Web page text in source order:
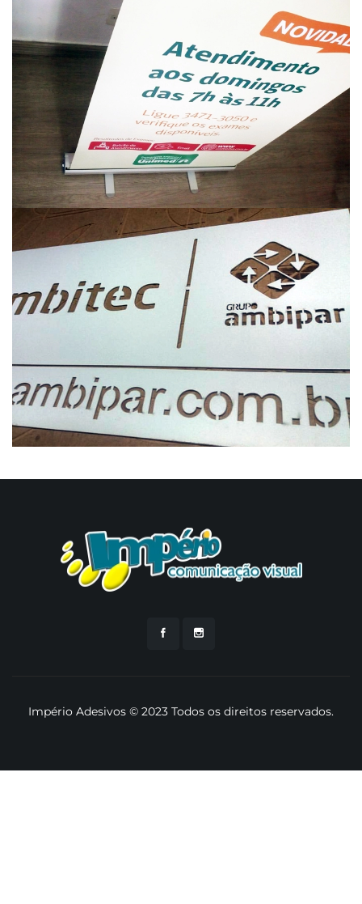
Império Adesivos © 2023 Todos os direitos reservados.